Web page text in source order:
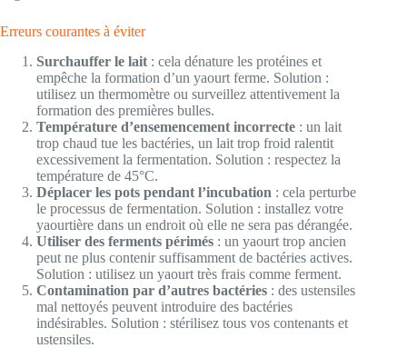
Erreurs courantes à éviter
Surchauffer le lait : cela dénature les protéines et
empêche la formation d’un yaourt ferme. Solution :
utilisez un thermomètre ou surveillez attentivement la
formation des premières bulles.
Température d’ensemencement incorrecte : un lait
trop chaud tue les bactéries, un lait trop froid ralentit
excessivement la fermentation. Solution : respectez la
température de 45°C.
Déplacer les pots pendant l’incubation : cela perturbe
le processus de fermentation. Solution : installez votre
yaourtière dans un endroit où elle ne sera pas dérangée.
Utiliser des ferments périmés : un yaourt trop ancien
peut ne plus contenir suffisamment de bactéries actives.
Solution : utilisez un yaourt très frais comme ferment.
Contamination par d’autres bactéries : des ustensiles
mal nettoyés peuvent introduire des bactéries
indésirables. Solution : stérilisez tous vos contenants et
ustensiles.